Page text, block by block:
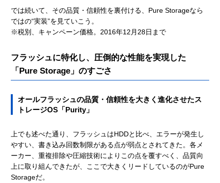
では続いて、その品質・信頼性を裏付ける、Pure Storageなら
ではの“実装”を見ていこう。
※税別、キャンペーン価格。2016年12月28日まで
フラッシュに特化し、圧倒的な性能を実現した
「Pure Storage」のすごさ
オールフラッシュの品質・信頼性を大きく進化させたス
トレージOS「Purity」
上でも述べた通り、フラッシュはHDDと比べ、エラーが発生し
やすい、書き込み回数制限がある点が弱点とされてきた。各メ
ーカー、重複排除や圧縮技術によりこの点を覆すべく、品質向
上に取り組んできたが、ここで大きくリードしているのがPure
Storageだ。